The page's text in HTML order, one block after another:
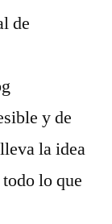
de
y de
la idea
lo que